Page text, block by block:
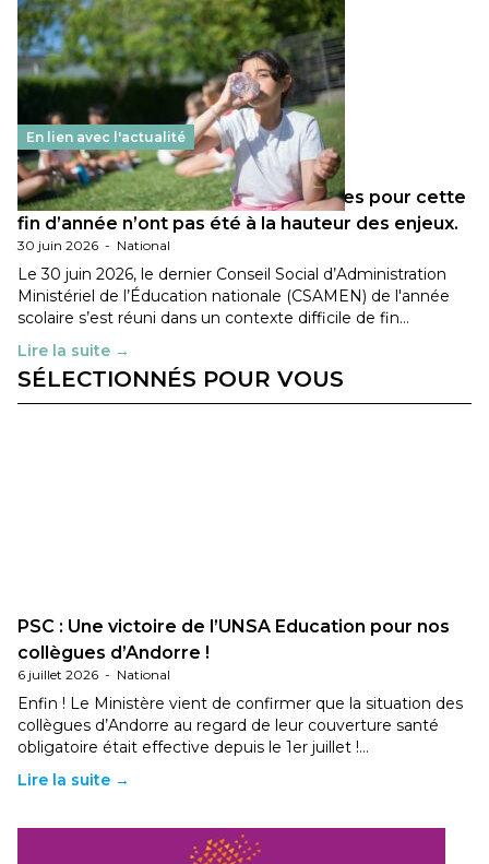
En lien avec l'actualité
Les décisions ministérielles attendues pour cette
fin d’année n’ont pas été à la hauteur des enjeux.
30 juin 2026 - National
Le 30 juin 2026, le dernier Conseil Social d’Administration
Ministériel de l’Éducation nationale (CSAMEN) de l'année
scolaire s’est réuni dans un contexte difficile de fin…
Lire la suite →
SÉLECTIONNÉS POUR VOUS
PSC : Une victoire de l’UNSA Education pour nos
collègues d’Andorre !
6 juillet 2026 - National
Enfin ! Le Ministère vient de confirmer que la situation des
collègues d’Andorre au regard de leur couverture santé
obligatoire était effective depuis le 1er juillet !…
Lire la suite →